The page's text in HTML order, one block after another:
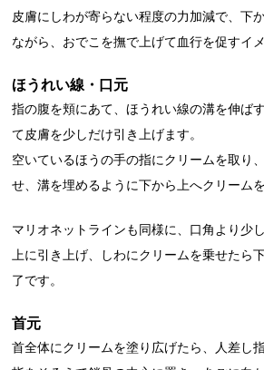
皮膚にしわが寄らない程度の力加減で、下
ながら、おでこを撫で上げて血行を促すイ
ほうれい線・口元
指の腹を頬にあて、ほうれい線の溝を伸ば
て皮膚を少しだけ引き上げます。
空いているほうの手の指にクリームを取り
せ、溝を埋めるように下から上へクリーム
マリオネットラインも同様に、口角より少
上に引き上げ、しわにクリームを乗せたら
了です。
首元
首全体にクリームを塗り広げたら、人差し